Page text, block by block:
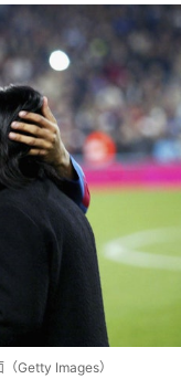
Getty Images）